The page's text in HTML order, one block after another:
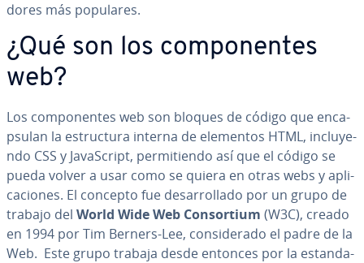
do­res más populares.
¿Qué son los co­m­po­ne­n­tes
web?
Los co­m­po­ne­n­tes web son bloques de código que en­ca­
p­su­lan la es­tru­c­tu­ra interna de elementos HTML, in­clu­ye­
n­do CSS y Ja­va­S­cri­pt, pe­r­mi­tie­n­do así que el código se
pueda volver a usar como se quiera en otras webs y apli­
ca­cio­nes. El concepto fue de­sa­rro­lla­do por un grupo de
trabajo del World Wide Web Co­n­so­r­tium (W3C), creado
en 1994 por Tim Berners-Lee, co­n­si­de­ra­do el padre de la
Web. Este grupo trabaja desde entonces por la es­ta­n­da­